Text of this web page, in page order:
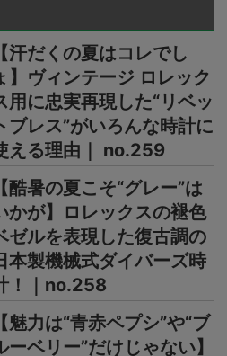
【汗だくの夏はコレでし
】ヴィンテージ ロレック
用に忠実再現した“リベッ
トブレス”がいろんな時計に
える理由｜ no.259
【酷暑の夏こそ“グレー”は
かが】ロレックスの褪色
ゼルを表現した復古調の
本製機械式ダイバーズ時
！｜no.258
【魅力は“青赤ペプシ”や“ブ
ーベリー”だけじゃない】